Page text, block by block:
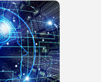
€ 1090,00
vanaf 22
sep
/ Op locatie of online